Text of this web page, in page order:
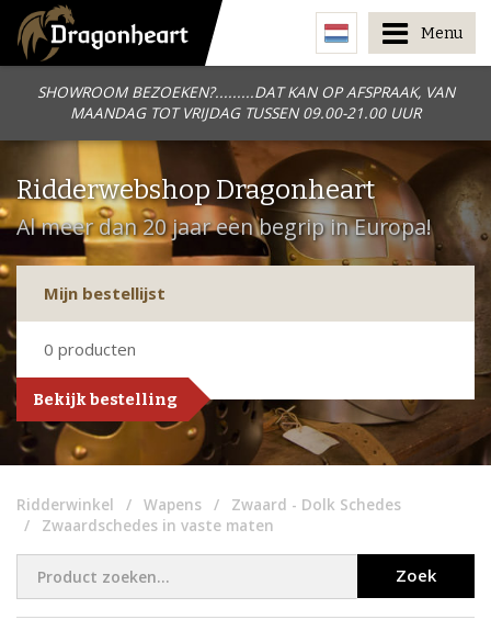
SHOWROOM BEZOEKEN?.........DAT KAN OP AFSPRAAK, VAN
MAANDAG TOT VRIJDAG TUSSEN 09.00-21.00 UUR
Menu
Ridderwebshop Dragonheart
Al meer dan 20 jaar een begrip in Europa!
Mijn bestellijst
0 producten
Bekijk bestelling
Ridderwinkel Wapens
Zwaard - Dolk Schedes
Zwaardschedes in vaste maten
Zoek